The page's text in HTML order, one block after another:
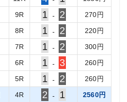
9R 1 - 2 270円
8R 1 - 2 220円
7R 1 - 2 300円
6R 1 - 3 260円
5R 1 - 2 260円
4R 2 - 1 2560円